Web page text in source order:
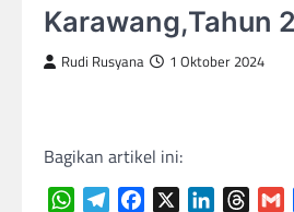
Karawang,Tahun
Rudi Rusyana 1 Oktober 2024
Bagikan artikel ini:
WhatsAppTelegramFacebook LinkedIn